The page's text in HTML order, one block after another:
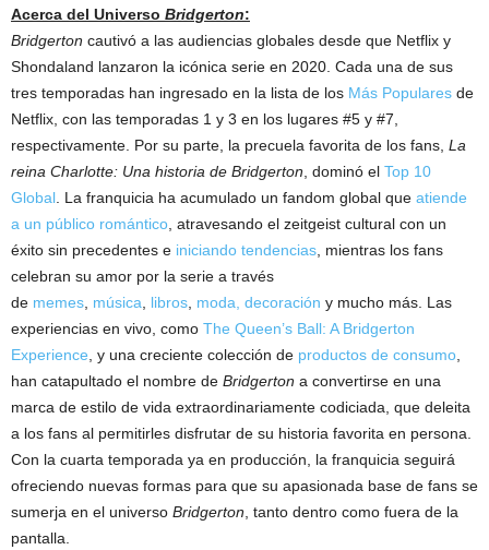
Acerca del Universo Bridgerton:
Bridgerton cautivó a las audiencias globales desde que Netflix y
Shondaland lanzaron la icónica serie en 2020. Cada una de sus
tres temporadas han ingresado en la lista de los Más Populares de
Netflix, con las temporadas 1 y 3 en los lugares #5 y #7,
respectivamente. Por su parte, la precuela favorita de los fans, La
reina Charlotte: Una historia de Bridgerton , dominó el Top 10
Global . La franquicia ha acumulado un fandom global que atiende
a un público romántico , atravesando el zeitgeist cultural con un
éxito sin precedentes e iniciando tendencias , mientras los fans
celebran su amor por la serie a través
de memes música libros moda, decoración y mucho más. Las
experiencias en vivo, como The Queen’s Ball: A Bridgerton
Experience , y una creciente colección de productos de consumo
han catapultado el nombre de Bridgerton a convertirse en una
marca de estilo de vida extraordinariamente codiciada, que deleita
a los fans al permitirles disfrutar de su historia favorita en persona.
Con la cuarta temporada ya en producción, la franquicia seguirá
ofreciendo nuevas formas para que su apasionada base de fans se
sumerja en el universo Bridgerton , tanto dentro como fuera de la
pantalla.